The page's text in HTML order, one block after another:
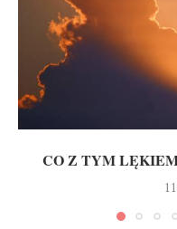
CO Z TYM